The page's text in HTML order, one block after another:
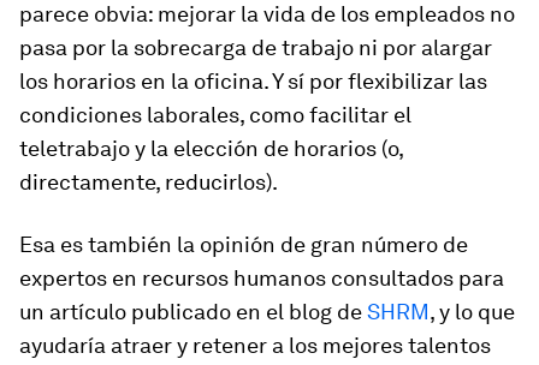
parece obvia: mejorar la vida de los empleados no
pasa por la sobrecarga de trabajo ni por alargar
los horarios en la oficina. Y sí por flexibilizar las
condiciones laborales, como facilitar el
teletrabajo y la elección de horarios (o,
directamente, reducirlos).
Esa es también la opinión de gran número de
expertos en recursos humanos consultados para
un artículo publicado en el blog deSHRM, y lo que
ayudaría atraer y retener a los mejores talentos